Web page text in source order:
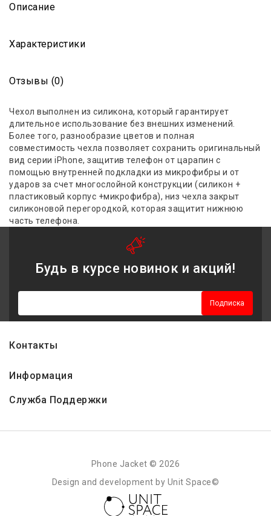
Описание
Характеристики
Отзывы (0)
Чехол выполнен из силикона, который гарантирует
длительное использование без внешних изменений.
Более того, разнообразие цветов и полная
совместимость чехла позволяет сохранить оригинальный
вид серии iPhone, защитив телефон от царапин с
помощью внутренней подкладки из микрофибры и от
ударов за счет многослойной конструкции (силикон +
пластиковый корпус +микрофибра), низ чехла закрыт
силиконовой перегородкой, которая защитит нижнюю
часть телефона.
Будь в курсе новинок и акций!
Подписка
Контакты
Информация
Служба Поддержки
Phone Jacket © 2026
Design and development by Unit Space©